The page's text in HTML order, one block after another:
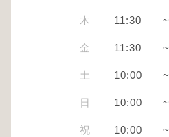
木 11:30 ~
金 11:30 ~
土 10:00 ~
日 10:00 ~
祝 10:00 ~